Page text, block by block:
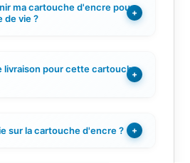
ma cartouche d'encre pour
de vie ?
+
livraison pour cette cartouche
+
sur la cartouche d'encre ? +